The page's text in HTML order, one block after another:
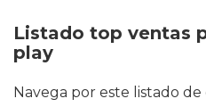
Listado top ventas
play
Navega por este listado